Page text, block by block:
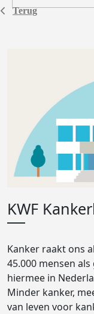
Terug
KWF
Kanker raakt ons
45.000 mensen
hiermee in
Minder kanker,
van leven voor